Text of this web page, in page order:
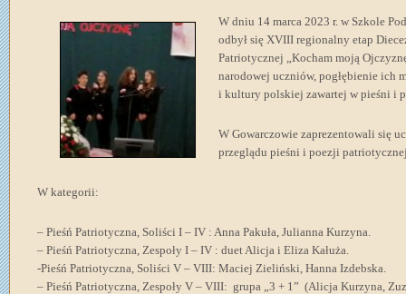
W dniu 14 marca 2023 r. w Szkole
odbył się XVIII regionalny etap
Patriotycznej „Kocham moją
narodowej uczniów, pogłębienie ich
i kultury polskiej zawartej w pieśni i
W Gowarczowie zaprezentowali się
przeglądu pieśni i poezji
W kategorii:
– Pieśń Patriotyczna, Soliści I – IV : Anna Pakuła, Julianna Kurzyna.
– Pieśń Patriotyczna, Zespoły I – IV : duet Alicja i Eliza Kałuża.
-Pieśń Patriotyczna, Soliści V – VIII: Maciej Zieliński, Hanna Izdebska.
– Pieśń Patriotyczna, Zespoły V – VIII: grupa „3 + 1” (Alicja Kurzyna,